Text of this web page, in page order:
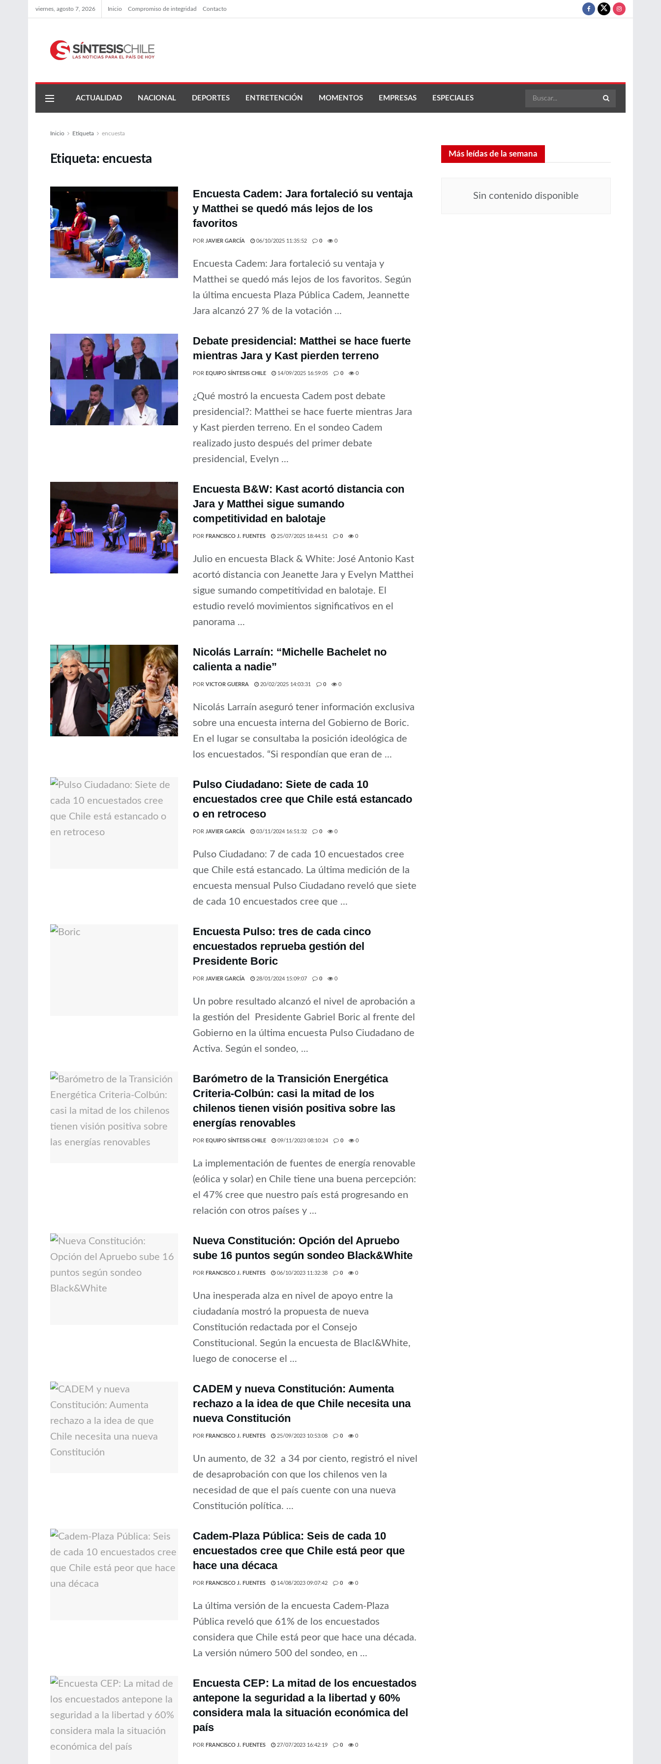
viernes, agosto 7, 2026 Inicio Compromiso de integridad Contacto
ACTUALIDAD NACIONAL DEPORTES ENTRETENCIÓN MOMENTOS EMPRESAS ESPECIALES
Inicio Etiqueta encuesta
Etiqueta: encuesta
Encuesta Cadem: Jara fortaleció su ventaja
y Matthei se quedó más lejos de los
favoritos
POR JAVIER GARCÍA 06/10/2025 11:35:52 0 0
Encuesta Cadem: Jara fortaleció su ventaja y
Matthei se quedó más lejos de los favoritos. Según
la última encuesta Plaza Pública Cadem, Jeannette
Jara alcanzó 27 % de la votación ...
Debate presidencial: Matthei se hace fuerte
mientras Jara y Kast pierden terreno
POR EQUIPO SÍNTESIS CHILE 14/09/2025 16:59:05 0 0
¿Qué mostró la encuesta Cadem post debate
presidencial?: Matthei se hace fuerte mientras Jara
y Kast pierden terreno. En el sondeo Cadem
realizado justo después del primer debate
presidencial, Evelyn ...
Encuesta B&W: Kast acortó distancia con
Jara y Matthei sigue sumando
competitividad en balotaje
POR FRANCISCO J. FUENTES 25/07/2025 18:44:51 0 0
Julio en encuesta Black & White: José Antonio Kast
acortó distancia con Jeanette Jara y Evelyn Matthei
sigue sumando competitividad en balotaje. El
estudio reveló movimientos significativos en el
panorama ...
Nicolás Larraín: “Michelle Bachelet no
calienta a nadie”
POR VICTOR GUERRA 20/02/2025 14:03:31 0 0
Nicolás Larraín aseguró tener información exclusiva
sobre una encuesta interna del Gobierno de Boric.
En el lugar se consultaba la posición ideológica de
los encuestados. “Si respondían que eran de ...
Pulso Ciudadano: Siete de cada 10
encuestados cree que Chile está estancado
o en retroceso
POR JAVIER GARCÍA 03/11/2024 16:51:32 0 0
Pulso Ciudadano: 7 de cada 10 encuestados cree
que Chile está estancado. La última medición de la
encuesta mensual Pulso Ciudadano reveló que siete
de cada 10 encuestados cree que ...
Encuesta Pulso: tres de cada cinco
encuestados reprueba gestión del
Presidente Boric
POR JAVIER GARCÍA 28/01/2024 15:09:07 0 0
Un pobre resultado alcanzó el nivel de aprobación a
la gestión del Presidente Gabriel Boric al frente del
Gobierno en la última encuesta Pulso Ciudadano de
Activa. Según el sondeo, ...
Barómetro de la Transición Energética
Criteria-Colbún: casi la mitad de los
chilenos tienen visión positiva sobre las
energías renovables
POR EQUIPO SÍNTESIS CHILE 09/11/2023 08:10:24 0 0
La implementación de fuentes de energía renovable
(eólica y solar) en Chile tiene una buena percepción:
el 47% cree que nuestro país está progresando en
relación con otros países y ...
Nueva Constitución: Opción del Apruebo
sube 16 puntos según sondeo Black&White
POR FRANCISCO J. FUENTES 06/10/2023 11:32:38 0 0
Una inesperada alza en nivel de apoyo entre la
ciudadanía mostró la propuesta de nueva
Constitución redactada por el Consejo
Constitucional. Según la encuesta de Blacl&White,
luego de conocerse el ...
CADEM y nueva Constitución: Aumenta
rechazo a la idea de que Chile necesita una
nueva Constitución
POR FRANCISCO J. FUENTES 25/09/2023 10:53:08 0 0
Un aumento, de 32 a 34 por ciento, registró el nivel
de desaprobación con que los chilenos ven la
necesidad de que el país cuente con una nueva
Constitución política. ...
Cadem-Plaza Pública: Seis de cada 10
encuestados cree que Chile está peor que
hace una décaca
POR FRANCISCO J. FUENTES 14/08/2023 09:07:42 0 0
La última versión de la encuesta Cadem-Plaza
Pública reveló que 61% de los encuestados
considera que Chile está peor que hace una década.
La versión número 500 del sondeo, en ...
Encuesta CEP: La mitad de los encuestados
antepone la seguridad a la libertad y 60%
considera mala la situación económica del
país
POR FRANCISCO J. FUENTES 27/07/2023 16:42:19 0 0
Más leídas de la semana
Sin contenido disponible